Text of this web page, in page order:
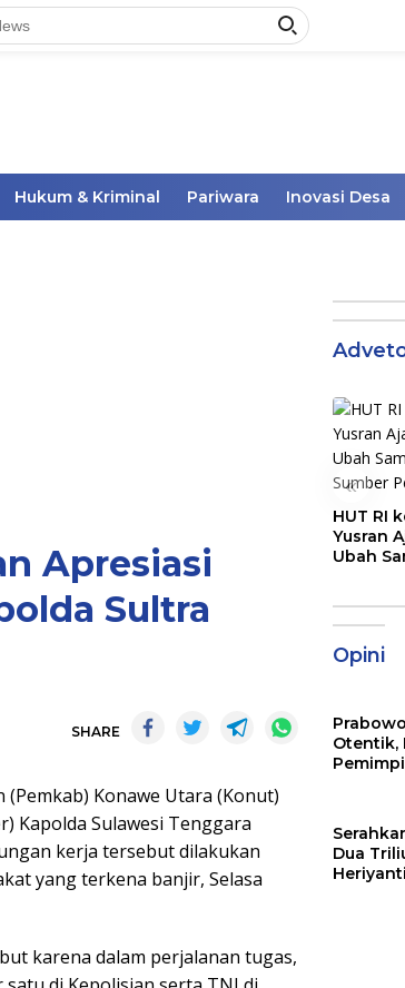
Hukum & Kriminal Pariwara Inovasi Desa
Apresiasi
Sultra
SHARE
(Pemkab) Konawe Utara (Konut)
Kapolda Sulawesi Tenggara
kerja tersebut dilakukan
yang terkena banjir, Selasa
karena dalam perjalanan tugas,
«
HUT RI
Yusran
Ubah
Opini
Otentik,
Dua